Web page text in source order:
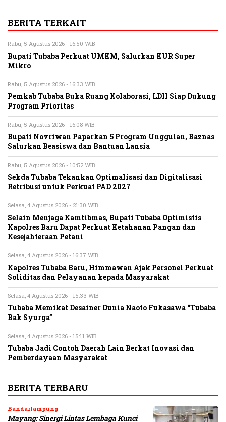
BERITA TERKAIT
Rabu, 5 Agustus 2026 - 16:50 WIB
Bupati Tubaba Perkuat UMKM, Salurkan KUR Super
Mikro
Rabu, 5 Agustus 2026 - 16:33 WIB
Pemkab Tubaba Buka Ruang Kolaborasi, LDII Siap Dukung
Program Prioritas
Rabu, 5 Agustus 2026 - 16:08 WIB
Bupati Novriwan Paparkan 5 Program Unggulan, Baznas
Salurkan Beasiswa dan Bantuan Lansia
Rabu, 5 Agustus 2026 - 10:52 WIB
Sekda Tubaba Tekankan Optimalisasi dan Digitalisasi
Retribusi untuk Perkuat PAD 2027
Selasa, 4 Agustus 2026 - 21:30 WIB
Selain Menjaga Kamtibmas, Bupati Tubaba Optimistis
Kapolres Baru Dapat Perkuat Ketahanan Pangan dan
Kesejahteraan Petani
Selasa, 4 Agustus 2026 - 16:37 WIB
Kapolres Tubaba Baru, Himmawan Ajak Personel Perkuat
Soliditas dan Pelayanan kepada Masyarakat
Selasa, 4 Agustus 2026 - 15:33 WIB
Tubaba Memikat Desainer Dunia Naoto Fukasawa “Tubaba
Bak Syurga”
Selasa, 4 Agustus 2026 - 15:11 WIB
Tubaba Jadi Contoh Daerah Lain Berkat Inovasi dan
Pemberdayaan Masyarakat
BERITA TERBARU
Bandarlampung
Mayang: Sinergi Lintas Lembaga Kunci